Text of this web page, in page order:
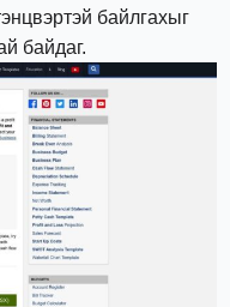
байлгахыг
байдаг.